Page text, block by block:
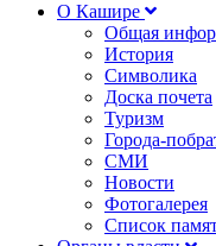
О Кашире
Общая
История
Символика
Доска почета
Туризм
Города-
СМИ
Новости
Фотогалерея
Список